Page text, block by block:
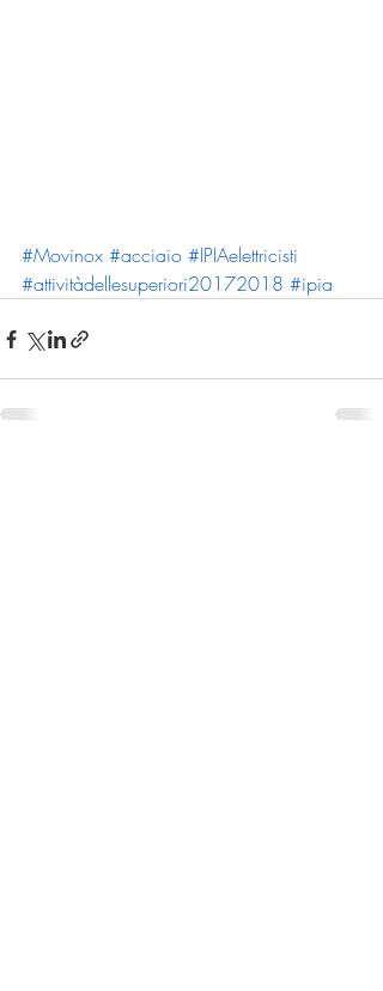
#Movinox #acciaio #IPIAelettricisti
#attivitàdellesuperiori20172018 #ipia